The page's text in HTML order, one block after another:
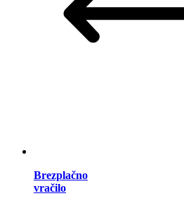
Brezplačno
vračilo